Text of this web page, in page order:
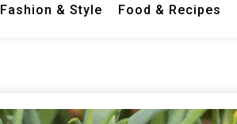
Fashion & Style Food & Recipes